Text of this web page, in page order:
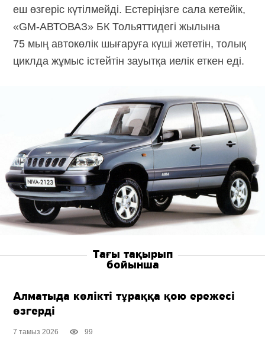
еш өзгеріс күтілмейді. Естеріңізге сала кетейік,
«GM-АВТОВАЗ» БК Тольяттидегі жылына
75 мың автокөлік шығаруға күші жететін, толық
циклда жұмыс істейтін зауытқа иелік еткен еді.
Тағы тақырып
бойынша
Алматыда көлікті тұраққа қою ережесі
өзгерді
7 тамыз 2026 99